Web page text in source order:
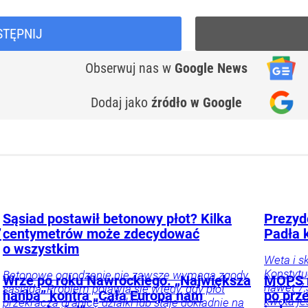
Obserwuj nas w Google News
Dodaj jako źródło w Google
Sąsiad postawił betonowy płot? Kilka
centymetrów może zdecydować
o wszystkim
Betonowe ogrodzenie nie zawsze wymaga zgody
sąsiada. Problem pojawia się wtedy, gdy płot
przekracza granicę działki lub staje dokładnie na
Padła
Weta i
nawet
kwota
Wrze po roku Nawrockiego. „Największa
hańba” kontra „Cała Europa nam
MOPS
po